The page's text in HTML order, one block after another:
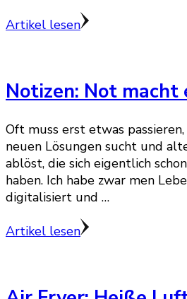
Artikel lesen
Notizen: Not macht
Oft muss erst etwas
neuen Lösungen sucht und
ablöst, die sich eigentlich
haben. Ich habe zwar men
digitalisiert und …
Artikel lesen